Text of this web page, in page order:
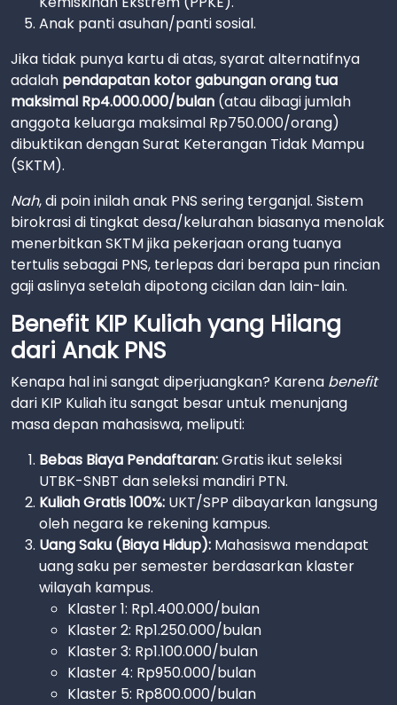
Anak panti asuhan/panti sosial.
Jika tidak punya kartu di atas, syarat alternatifnya
adalah pendapatan kotor gabungan orang tua
maksimal Rp4.000.000/bulan (atau dibagi jumlah
anggota keluarga maksimal Rp750.000/orang)
dibuktikan dengan Surat Keterangan Tidak Mampu
(SKTM).
Nah, di poin inilah anak PNS sering terganjal. Sistem
birokrasi di tingkat desa/kelurahan biasanya menolak
menerbitkan SKTM jika pekerjaan orang tuanya
tertulis sebagai PNS, terlepas dari berapa pun rincian
gaji aslinya setelah dipotong cicilan dan lain-lain.
Benefit KIP Kuliah yang Hilang
dari Anak PNS
Kenapa hal ini sangat diperjuangkan? Karena benefit
dari KIP Kuliah itu sangat besar untuk menunjang
masa depan mahasiswa, meliputi:
Bebas Biaya Pendaftaran:Gratis ikut seleksi
UTBK-SNBT dan seleksi mandiri PTN.
Kuliah Gratis 100%: UKT/SPP dibayarkan langsung
oleh negara ke rekening kampus.
Uang Saku (Biaya Hidup): Mahasiswa mendapat
uang saku per semester berdasarkan klaster
wilayah kampus.
Klaster 1: Rp1.400.000/bulan
Klaster 2: Rp1.250.000/bulan
Klaster 3: Rp1.100.000/bulan
Klaster 4: Rp950.000/bulan
Klaster 5: Rp800.000/bulan